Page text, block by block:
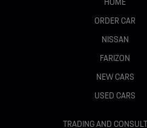
Toyota Safety Sense cu actualizări
ORDER CAR
NISSAN
FARIZON
NEW CARS
USED CARS
TRADING AND